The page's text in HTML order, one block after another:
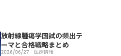
放射線腫瘍学国試の頻出テ
ーマと合格戦略まとめ
2026/06/27 医療情報